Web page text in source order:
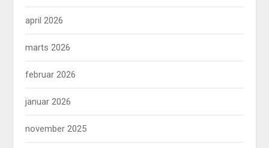
april 2026
marts 2026
februar 2026
januar 2026
november 2025